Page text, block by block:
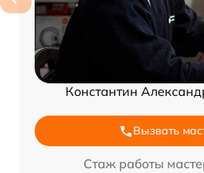
Константин
Вызвать
Стаж работы